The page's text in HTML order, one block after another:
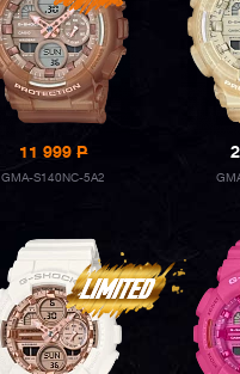
11 999P
GMA-S140NC-5A2